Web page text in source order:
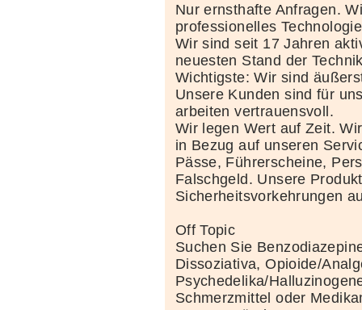
Nur ernsthafte Anfragen.
professionelles
Wir sind seit 17 Jahren
neuesten Stand der
Wichtigste: Wir sind
Unsere Kunden sind für
arbeiten vertrauensvoll.
Wir legen Wert auf Zeit.
in Bezug auf unseren
Pässe, Führerscheine,
Falschgeld. Unsere
Sicherheitsvorkehrungen
Off Topic
Suchen Sie
Dissoziativa, Opioide/
Psychedelika/
Schmerzmittel oder